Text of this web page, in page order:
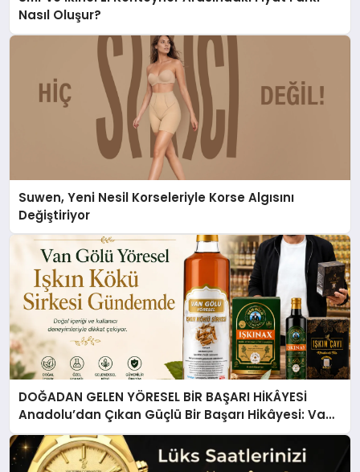
Nasıl Oluşur?
Suwen, Yeni Nesil Korseleriyle Korse Algısını
Değiştiriyor
DOĞADAN GELEN YÖRESEL BİR BAŞARI HİKÂYESİ
Anadolu’dan Çıkan Güçlü Bir Başarı Hikâyesi: Van
Gölü Yöresel Işkın Kökü Sirkesi